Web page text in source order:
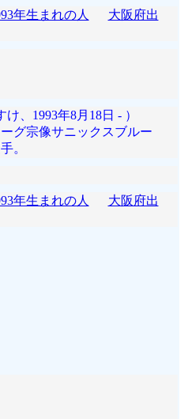
年生まれの人
大阪府出
、1993年8月18日 - ）
グ宗像サニックスブルー
。
年生まれの人
大阪府出